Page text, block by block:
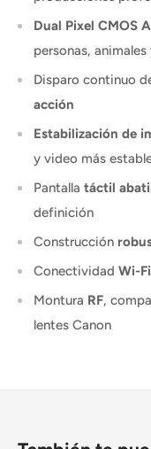
Dual Pixel CMOS
personas,
Disparo continuo
acción
Estabilización de
y video más
Pantalla táctil
definición
Construcción
Conectividad Wi-
Montura RF,
lentes Canon